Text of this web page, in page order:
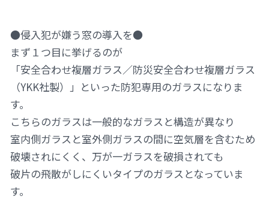
●侵入犯が嫌う窓の導入を●
まず１つ目に挙げるのが
「安全合わせ複層ガラス／防災安全合わせ複層ガラス
（YKK社製）」といった防犯専用のガラスになりま
す。
こちらのガラスは一般的なガラスと構造が異なり
室内側ガラスと室外側ガラスの間に空気層を含むため
破壊されにくく、万が一ガラスを破損されても
破片の飛散がしにくいタイプのガラスとなっていま
す。